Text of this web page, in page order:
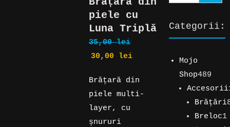
piele cu
Luna Triplă
35,00lei
Prețul
a
fost:
35,00 lei.
30,00 lei
este:
30,00 lei.
Brățară din
piele multi-
layer, cu
șnururi
Categorii:
Mojo
Shop489489
de
Accesorii
194
de
Brățări
89
Breloc1